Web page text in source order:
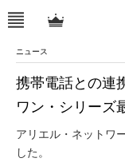
ニュース
携帯電話との
ワン・シリーズ
アリエル・ネットワ
した。